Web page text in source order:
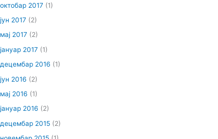
октобар 2017 (1)
јун 2017 (2)
мај 2017 (2)
јануар 2017 (1)
децембар 2016 (1)
јун 2016 (2)
мај 2016 (1)
јануар 2016 (2)
децембар 2015 (2)